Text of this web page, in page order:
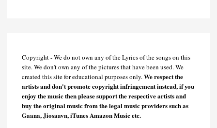
Copyright - We do not own any of the Lyrics of the songs on this
site. We don't own any of the pictures that have been used. We
created this site for educational purposes only.We respect the
artists and don't promote copyright infringement instead, if you
enjoy the music then please support the respective artists and
buy the original music from the legal music providers such as
Gaana, Jiosaavn, iTunes Amazon Music etc.